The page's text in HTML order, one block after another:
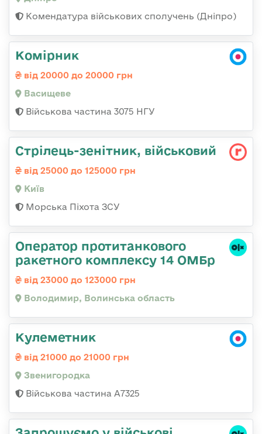
Комендатура військових сполучень (Дніпро)
Комірник
від 20000 до 20000 грн
Васищеве
Військова частина 3075 НГУ
Стpілець-зенітник, військовий
від 25000 до 125000 грн
Київ
Морська Піхота ЗСУ
Оператор протитанкового
ракетного комплексу 14 ОМБр
від 23000 до 123000 грн
Володимир, Волинська область
Кулеметник
від 21000 до 21000 грн
Звенигородка
Військова частина А7325